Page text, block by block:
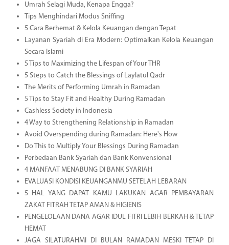
Umrah Selagi Muda, Kenapa Engga?
Tips Menghindari Modus Sniffing
5 Cara Berhemat & Kelola Keuangan dengan Tepat
Layanan Syariah di Era Modern: Optimalkan Kelola Keuangan
Secara Islami
5 Tips to Maximizing the Lifespan of Your THR
5 Steps to Catch the Blessings of Laylatul Qadr
The Merits of Performing Umrah in Ramadan
5 Tips to Stay Fit and Healthy During Ramadan
Cashless Society in Indonesia
4 Way to Strengthening Relationship in Ramadan
Avoid Overspending during Ramadan: Here's How
Do This to Multiply Your Blessings During Ramadan
Perbedaan Bank Syariah dan Bank Konvensional
4 MANFAAT MENABUNG DI BANK SYARIAH
EVALUASI KONDISI KEUANGANMU SETELAH LEBARAN
5 HAL YANG DAPAT KAMU LAKUKAN AGAR PEMBAYARAN
ZAKAT FITRAH TETAP AMAN & HIGIENIS
PENGELOLAAN DANA AGAR IDUL FITRI LEBIH BERKAH & TETAP
HEMAT
JAGA SILATURAHMI DI BULAN RAMADAN MESKI TETAP DI